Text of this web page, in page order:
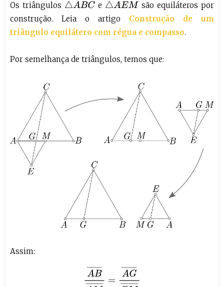
Os triângulos △ABC e △AEM
são equiláteros por
construção. Leia o artigo Construção de um
triângulo equilátero com régua e compasso.
Por semelhança de triângulos, temos que:
Assim:
AB¯A AG¯G